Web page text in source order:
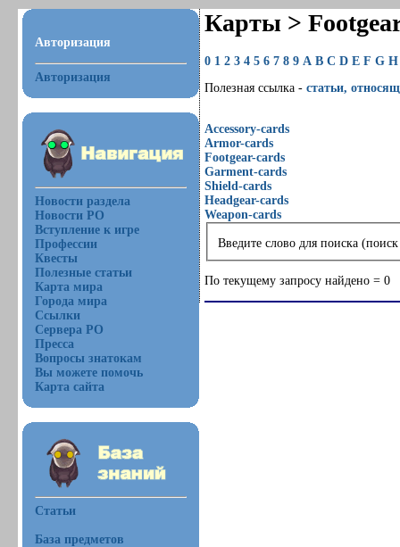
Авторизация
Авторизация
Новости раздела
Новости РО
Вступление к игре
Профессии
Квесты
Полезные статьи
Карта мира
Города мира
Ссылки
Сервера РО
Пресса
Вопросы знатокам
Вы можете помочь
Карта сайта
Статьи
База предметов
Карты >
0 1 2 3 4 5 6 7 8 9 A B C D E F G H
Полезная ссылка -статьи,
Accessory-cards
Armor-cards
Footgear-cards
Garment-cards
Shield-cards
Headgear-cards
Weapon-cards
Введите слово для поиска
По текущему запросу найдено = 0